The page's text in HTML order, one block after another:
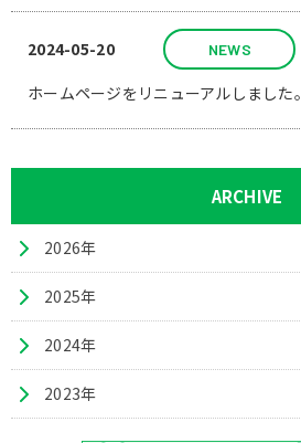
2024-05-20 NEWS
ホームページをリニューアルしました。
ARCHIVE
2026年
2025年
2024年
2023年